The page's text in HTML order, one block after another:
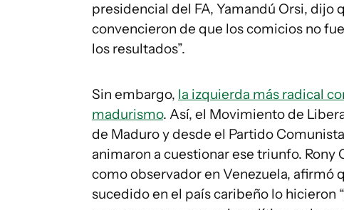
presidencial del FA, Yamandú Orsi, dijo
convencieron de que los comicios no
los resultados”.
Sin embargo, la izquierda más radical
madurismo. Así, el Movimiento de
de Maduro y desde el Partido
animaron a cuestionar ese triunfo.
como observador en Venezuela,
sucedido en el país caribeño lo hicieron